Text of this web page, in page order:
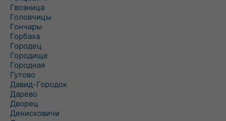
Гвозница
Головчицы
Гончары
Горбаха
Городец
Городище
Городная
Гутово
Давид-Городок
Дарево
Дворец
Денисковичи